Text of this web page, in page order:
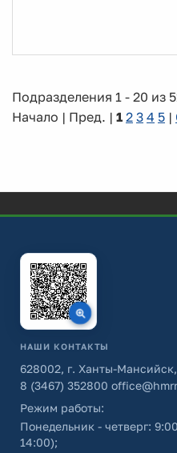
Подразделения 1 - 20 из
Начало | Пред. | 1 2 3 4 5 |
НАШИ КОНТАКТЫ
628002, г. Ханты-
8 (3467) 352800
Режим работы:
Понедельник - четверг:
14:00);